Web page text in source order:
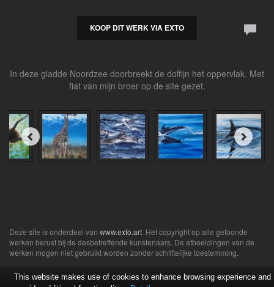
KOOP DIT WERK VIA EXTO
In deze gladde Noordzee doorbreekt de dolfijn het oppervlak. Met
fiat van mijn broer op de site gezet.
Deze site is onderdeel van www.exto.art . Het copyright op alle getoonde
werken berust bij de desbetreffende kunstenaars. De afbeeldingen van de
werken mogen niet gebruikt worden zonder schriftelijke toestemming.
This website makes use of cookies to enhance browsing experience and